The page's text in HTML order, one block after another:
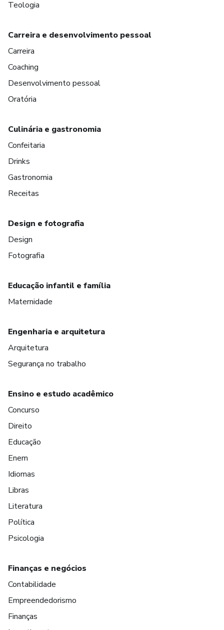
Teologia
Carreira e desenvolvimento pessoal
Carreira
Coaching
Desenvolvimento pessoal
Oratória
Culinária e gastronomia
Confeitaria
Drinks
Gastronomia
Receitas
Design e fotografia
Design
Fotografia
Educação infantil e família
Maternidade
Engenharia e arquitetura
Arquitetura
Segurança no trabalho
Ensino e estudo acadêmico
Concurso
Direito
Educação
Enem
Idiomas
Libras
Literatura
Política
Psicologia
Finanças e negócios
Contabilidade
Empreendedorismo
Finanças